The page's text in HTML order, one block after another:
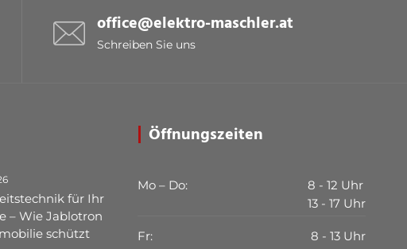
office@elektro-maschler.at
Schreiben Sie uns
für Ihr
– Wie Jablotron
schützt
Öffnungszeiten
Mo – Do:
8 - 12 Uhr
13 - 17 Uhr
Fr: 8 - 13 Uhr